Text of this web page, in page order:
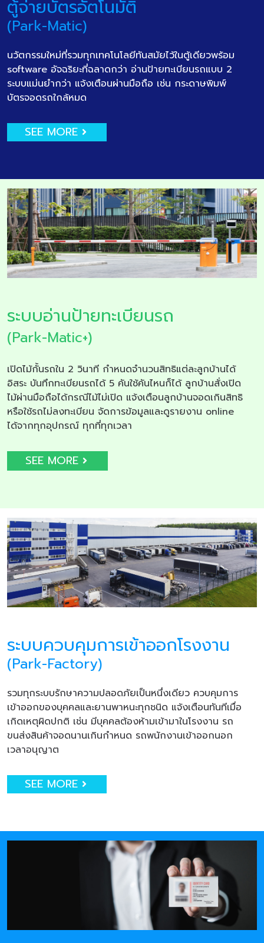
ตู้จ่ายบัตรอัตโนมัติ
(Park-Matic)
นวัตกรรมใหม่ที่รวมทุกเทคโนโลยีทันสมัยไว้ในตู้เดียวพร้อม
software อัจฉริยะที่ฉลาดกว่า อ่านป้ายทะเบียนรถแบบ 2
ระบบแม่นยำกว่า แจ้งเตือนผ่านมือถือ เช่น กระดาษพิมพ์
บัตรจอดรถใกล้หมด
SEE MORE
ระบบอ่านป้ายทะเบียนรถ
(Park-Matic+)
เปิดไม้กั้นรถใน 2 วินาที กำหนดจำนวนสิทธิแต่ละลูกบ้านได้
อิสระ บันทึกทะเบียนรถได้ 5 คันใช้คันไหนก็ได้ ลูกบ้านสั่งเปิด
ไม้ผ่านมือถือได้กรณีไม้ไม่เปิด แจ้งเตือนลูกบ้านจอดเกินสิทธิ
หรือใช้รถไม่ลงทะเบียน จัดการข้อมูลและดูรายงาน online
ได้จากทุกอุปกรณ์ ทุกที่ทุกเวลา
SEE MORE
ระบบควบคุมการเข้าออกโรงงาน
(Park-Factory)
รวมทุกระบบรักษาความปลอดภัยเป็นหนึ่งเดียว ควบคุมการ
เข้าออกของบุคคลและยานพาหนะทุกชนิด แจ้งเตือนทันทีเมื่อ
เกิดเหตุผิดปกติ เช่น มีบุคคลต้องห้ามเข้ามาในโรงงาน รถ
ขนส่งสินค้าจอดนานเกินกำหนด รถพนักงานเข้าออกนอก
เวลาอนุญาต
SEE MORE